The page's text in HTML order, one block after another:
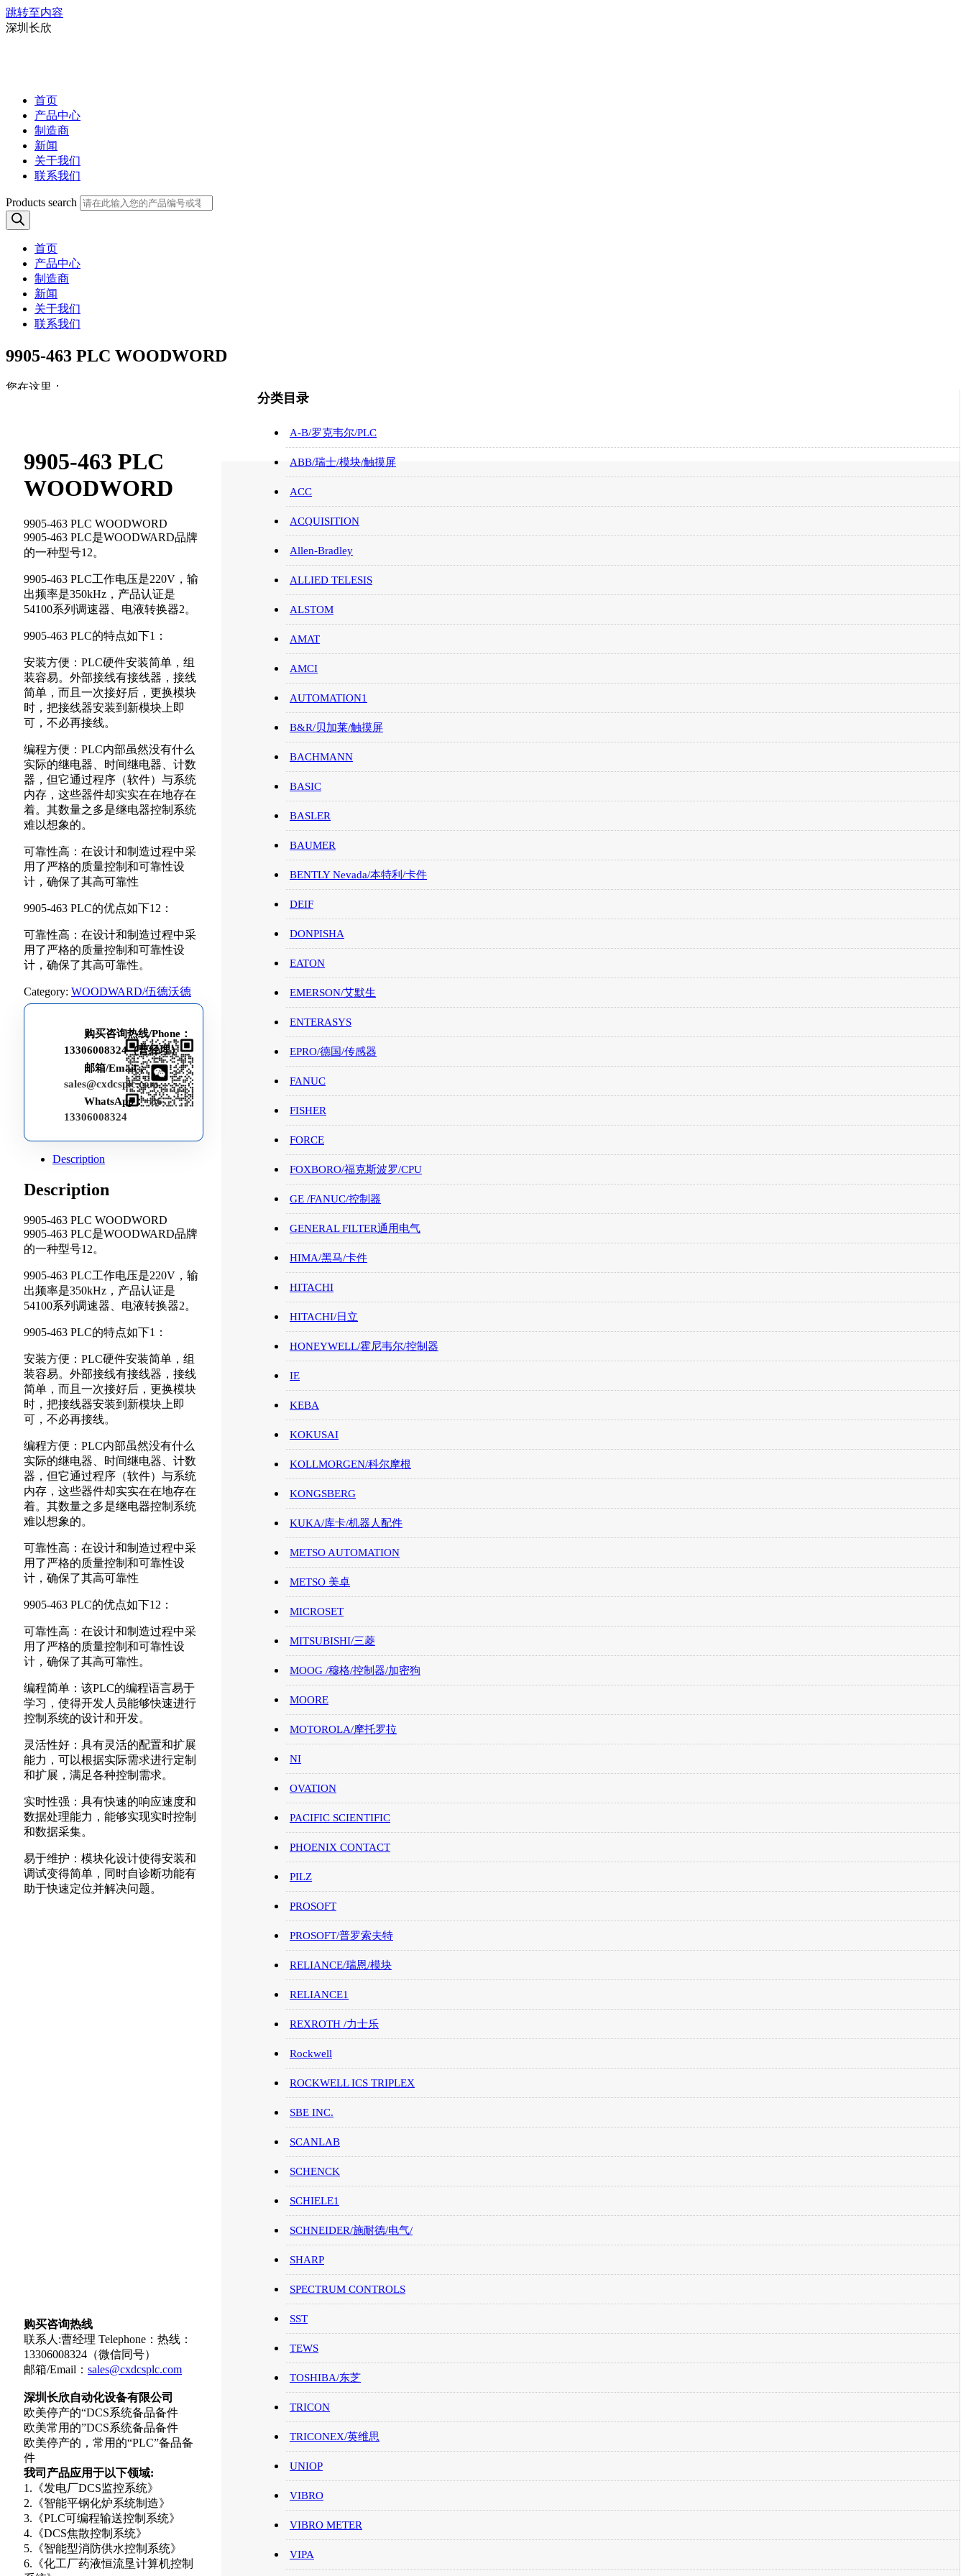
跳转至内容
深圳长欣
首页
产品中心
制造商
新闻
关于我们
联系我们
Products search
首页
产品中心
制造商
新闻
关于我们
联系我们
9905-463 PLC WOODWORD
您在这里：
9905-463 PLC
WOODWORD
9905-463 PLC WOODWORD
9905-463 PLC是WOODWARD品牌
的一种型号12。
9905-463 PLC工作电压是220V，输
出频率是350kHz，产品认证是
54100系列调速器、电液转换器2。
9905-463 PLC的特点如下1：
安装方便：PLC硬件安装简单，组
装容易。外部接线有接线器，接线
简单，而且一次接好后，更换模块
时，把接线器安装到新模块上即
可，不必再接线。
编程方便：PLC内部虽然没有什么
实际的继电器、时间继电器、计数
器，但它通过程序（软件）与系统
内存，这些器件却实实在在地存在
着。其数量之多是继电器控制系统
难以想象的。
可靠性高：在设计和制造过程中采
用了严格的质量控制和可靠性设
计，确保了其高可靠性
9905-463 PLC的优点如下12：
可靠性高：在设计和制造过程中采
用了严格的质量控制和可靠性设
计，确保了其高可靠性。
Category: WOODWARD/伍德沃德
购买咨询热线/Phone：
13306008324（曹经理）
邮箱/Email：
sales@cxdcsplc.com
WhatsApp：+86-
13306008324
Description
Description
9905-463 PLC WOODWORD
9905-463 PLC是WOODWARD品牌
的一种型号12。
9905-463 PLC工作电压是220V，输
出频率是350kHz，产品认证是
54100系列调速器、电液转换器2。
9905-463 PLC的特点如下1：
安装方便：PLC硬件安装简单，组
装容易。外部接线有接线器，接线
简单，而且一次接好后，更换模块
时，把接线器安装到新模块上即
可，不必再接线。
编程方便：PLC内部虽然没有什么
实际的继电器、时间继电器、计数
器，但它通过程序（软件）与系统
内存，这些器件却实实在在地存在
着。其数量之多是继电器控制系统
难以想象的。
可靠性高：在设计和制造过程中采
用了严格的质量控制和可靠性设
计，确保了其高可靠性
9905-463 PLC的优点如下12：
可靠性高：在设计和制造过程中采
用了严格的质量控制和可靠性设
计，确保了其高可靠性。
编程简单：该PLC的编程语言易于
学习，使得开发人员能够快速进行
控制系统的设计和开发。
灵活性好：具有灵活的配置和扩展
能力，可以根据实际需求进行定制
和扩展，满足各种控制需求。
实时性强：具有快速的响应速度和
数据处理能力，能够实现实时控制
和数据采集。
易于维护：模块化设计使得安装和
调试变得简单，同时自诊断功能有
助于快速定位并解决问题。
购买咨询热线
联系人:曹经理 Telephone：热线：
13306008324（微信同号）
邮箱/Email： sales@cxdcsplc.com
深圳长欣自动化设备有限公司
欧美停产的“DCS系统备品备件
欧美常用的”DCS系统备品备件
欧美停产的，常用的“PLC”备品备
件
我司产品应用于以下领域:
1.《发电厂DCS监控系统》
2.《智能平钢化炉系统制造》
3.《PLC可编程输送控制系统》
4.《DCS焦散控制系统》
5.《智能型消防供水控制系统》
6.《化工厂药液恒流垦计算机控制
分类目录
A-B/罗克韦尔/PLC
ABB/瑞士/模块/触摸屏
ACC
ACQUISITION
Allen-Bradley
ALLIED TELESIS
ALSTOM
AMAT
AMCI
AUTOMATION1
B&R/贝加莱/触摸屏
BACHMANN
BASIC
BASLER
BAUMER
BENTLY Nevada/本特利/卡件
DEIF
DONPISHA
EATON
EMERSON/艾默生
ENTERASYS
EPRO/德国/传感器
FANUC
FISHER
FORCE
FOXBORO/福克斯波罗/CPU
GE /FANUC/控制器
GENERAL FILTER通用电气
HIMA/黑马/卡件
HITACHI
HITACHI/日立
HONEYWELL/霍尼韦尔/控制器
IE
KEBA
KOKUSAI
KOLLMORGEN/科尔摩根
KONGSBERG
KUKA/库卡/机器人配件
METSO AUTOMATION
METSO 美卓
MICROSET
MITSUBISHI/三菱
MOOG /穆格/控制器/加密狗
MOORE
MOTOROLA/摩托罗拉
NI
OVATION
PACIFIC SCIENTIFIC
PHOENIX CONTACT
PILZ
PROSOFT
PROSOFT/普罗索夫特
RELIANCE/瑞恩/模块
RELIANCE1
REXROTH /力士乐
Rockwell
ROCKWELL ICS TRIPLEX
SBE INC.
SCANLAB
SCHENCK
SCHIELE1
SCHNEIDER/施耐德/电气/
SHARP
SPECTRUM CONTROLS
SST
TEWS
TOSHIBA/东芝
TRICON
TRICONEX/英维思
UNIOP
VIBRO
VIBRO METER
VIPA